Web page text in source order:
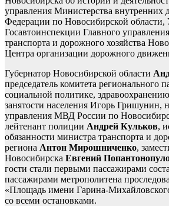
управления Министерства внутренних
Федерации по Новосибирской области,
Госавтоинспекции Главного
транспорта и дорожного хозяйства
Центра организации дорожного
Губернатор Новосибирской области
председатель комитета регионального
социальной политике,
занятости населения Игорь Гришунин,
управления МВД России по
лейтенант полиции Андрей Кульков,
обязанности министра транспорта и
региона Антон Мирошниченко,
Новосибирска Евгений
гости стали первыми пассажирами
пассажирами метрополитена
«Площадь имени Гарина-
со всеми остановками.